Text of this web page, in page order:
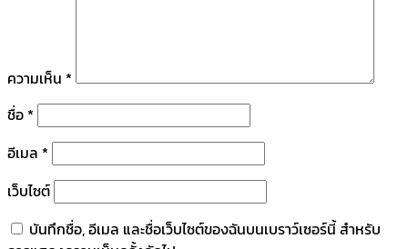
ความเห็น *
ชื่อ *
อีเมล *
เว็บไซต์
บันทึกชื่อ, อีเมล และชื่อเว็บไซต์ของฉันบนเบราว์เซอร์นี้ สำหรับ